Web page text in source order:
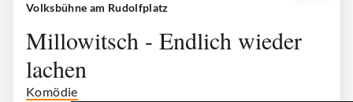
Volksbühne am Rudolfplatz
Millowitsch - Endlich wieder
lachen
Komödie